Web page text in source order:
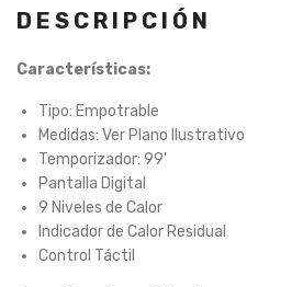
DESCRIPCIÓN
Características:
Tipo: Empotrable
Medidas: Ver Plano Ilustrativo
Temporizador: 99'
Pantalla Digital
9 Niveles de Calor
Indicador de Calor Residual
Control Táctil